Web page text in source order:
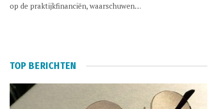
op de praktijkfinanciën, waarschuwen…
TOP BERICHTEN